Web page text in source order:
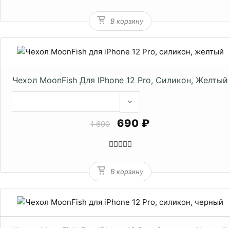
В корзину
Чехол MoonFish Для IPhone 12 Pro, Силикон, Желтый
1 690 690 ₽
В корзину